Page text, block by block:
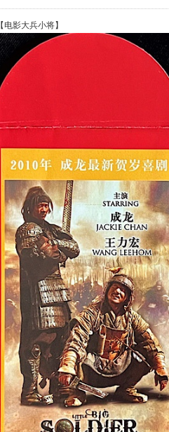
【电影大兵小将】